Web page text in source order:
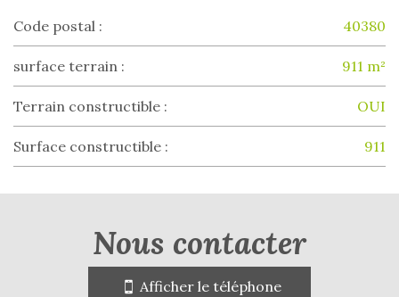
Code postal : 40380
surface terrain : 911 m²
Terrain constructible : OUI
Surface constructible : 911
nous contacter
Afficher le téléphone